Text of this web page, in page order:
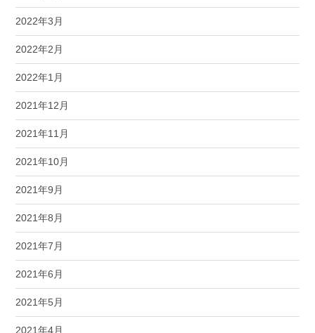
2022年3月
2022年2月
2022年1月
2021年12月
2021年11月
2021年10月
2021年9月
2021年8月
2021年7月
2021年6月
2021年5月
2021年4月